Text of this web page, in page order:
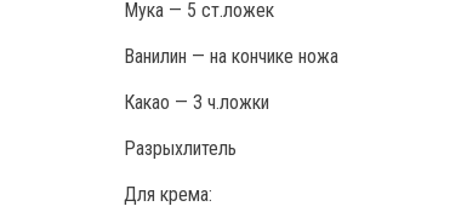
Мука — 5 ст.ложек
Ванилин — на кончике ножа
Какао — 3 ч.ложки
Разрыхлитель
Для крема: